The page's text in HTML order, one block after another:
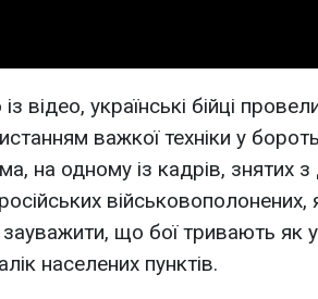
із відео, українські бійці
важкої техніки у
на одному із кадрів, знятих
військовополонених,
що бої тривають як
населених пунктів.